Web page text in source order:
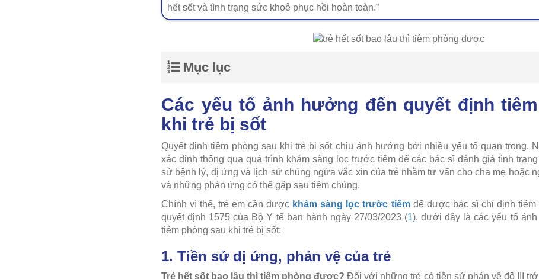
hết sốt và tình trạng sức khoẻ phục hồi hoàn toàn.”
Mục lục
Các yếu tố ảnh hưởng đến quyết định
khi trẻ bị sốt
Quyết định tiêm phòng sau khi trẻ bị sốt chịu ảnh hưởng bởi nhiều yếu tố quan trọng.
xác định thông qua quá trình khám sàng lọc trước tiêm để các bác sĩ đánh giá tình
sử bệnh lý, dị ứng và lịch sử chủng ngừa vắc xin của trẻ nhằm tư vấn cho cha mẹ hoặc
và những phản ứng có thể gặp sau tiêm chủng.
Chính vì thế, trẻ em cần được khám sàng lọc trước tiêmđể được bác sĩ chỉ định tiêm
quyết định 1575 của Bộ Y tế ban hành ngày 27/03/2023 (1), dưới đây là các yếu tố
tiêm phòng sau khi trẻ bị sốt:
1. Tiền sử dị ứng, phản vệ của trẻ
Trẻ hết sốt bao lâu thì tiêm phòng được? Đối với những trẻ có tiền sử phản vệ độ III